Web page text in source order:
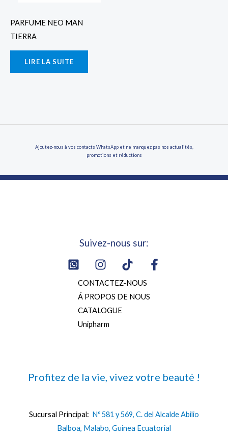
PARFUME NEO MAN
TIERRA
LIRE LA SUITE
Ajoutez-nous à vos contacts WhatsApp et ne manquez pas nos actualités,
promotions et réductions
Suivez-nous sur:
CONTACTEZ-NOUS
Á PROPOS DE NOUS
CATALOGUE
Unipharm
Profitez de la vie, vivez votre beauté !
Sucursal Principal: Nº 581 y 569, C. del Alcalde Abilio
Balboa, Malabo, Guinea Ecuatorial